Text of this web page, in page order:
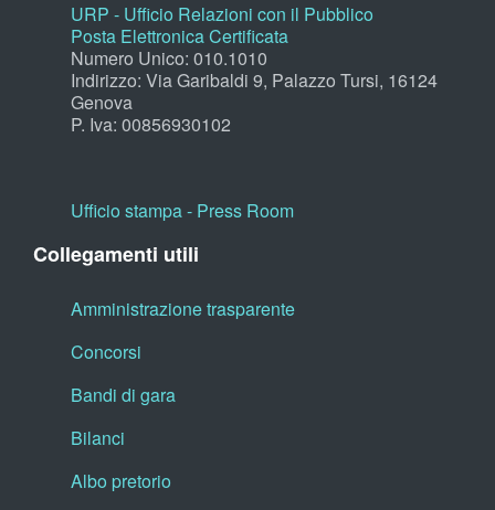
URP - Ufficio Relazioni con il Pubblico
Posta Elettronica Certificata
Numero Unico: 010.1010
Indirizzo: Via Garibaldi 9, Palazzo Tursi, 16124
Genova
P. Iva: 00856930102
Ufficio stampa - Press Room
Collegamenti utili
Amministrazione trasparente
Concorsi
Bandi di gara
Bilanci
Albo pretorio